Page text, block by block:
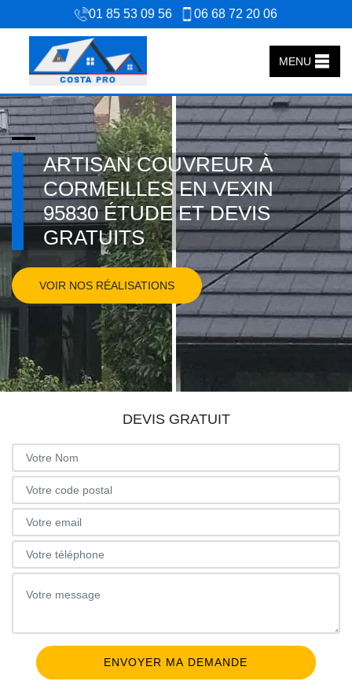
01 85 53 09 56 06 68 72 20 06
MENU
ARTISAN COUVREUR À
CORMEILLES EN VEXIN
95830 ÉTUDE ET DEVIS
GRATUITS
VOIR NOS RÉALISATIONS
DEVIS GRATUIT